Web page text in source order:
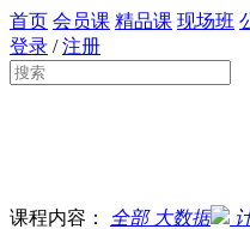
首页 会员课 精品课 现场班
登录 /注册
课程内容： 全部大数据